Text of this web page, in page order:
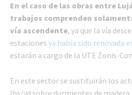
En el caso de las obras entre
trabajos comprenden
vía ascendente, ya que la vía
estaciones ya había sido renovada
estarán a cargo de la UTE Zonis-
En este sector se sustituirán los